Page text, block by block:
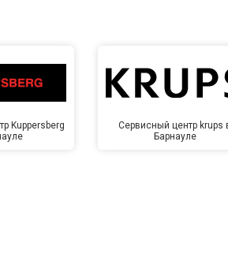
Kuppersberg
Сервисный центр krups
Барнауле